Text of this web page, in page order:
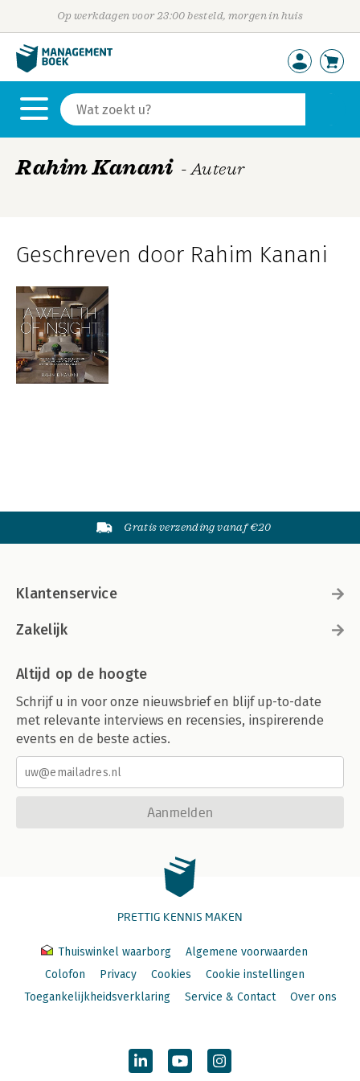
Op werkdagen voor 23:00 besteld, morgen in huis
Rahim Kanani - Auteur
Geschreven door Rahim Kanani
Gratis verzending vanaf €20
Klantenservice
Zakelijk
Altijd op de hoogte
Schrijf u in voor onze nieuwsbrief en blijf up-to-date
met relevante interviews en recensies, inspirerende
events en de beste acties.
Aanmelden
PRETTIG KENNIS MAKEN
Thuiswinkel waarborg
Algemene voorwaarden
Colofon
Privacy Cookies
Cookie instellingen
Toegankelijkheidsverklaring
Service & Contact Over ons